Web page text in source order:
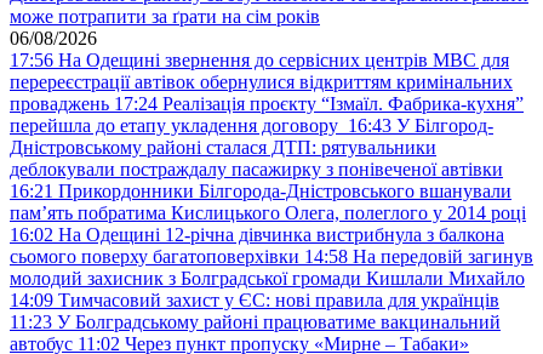
може потрапити за ґрати на сім років
06/08/2026
17:56 На Одещині звернення до сервісних центрів МВС для
перереєстрації автівок обернулися відкриттям кримінальних
проваджень 17:24 Реалізація проєкту “Ізмаїл. Фабрика-кухня”
перейшла до етапу укладення договору 16:43 У Білгород-
Дністровському районі сталася ДТП: рятувальники
деблокували постраждалу пасажирку з понівеченої автівки
16:21 Прикордонники Білгорода-Дністровського вшанували
пам’ять побратима Кислицького Олега, полеглого у 2014 році
16:02 На Одещині 12-річна дівчинка вистрибнула з балкона
сьомого поверху багатоповерхівки 14:58 На передовій загинув
молодий захисник з Болградської громади Кишлали Михайло
14:09 Тимчасовий захист у ЄС: нові правила для українців
11:23 У Болградському районі працюватиме вакцинальний
автобус 11:02 Через пункт пропуску «Мирне – Табаки»